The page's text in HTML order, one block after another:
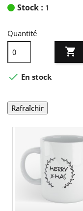
Stock : 1
Quantité

 En stock